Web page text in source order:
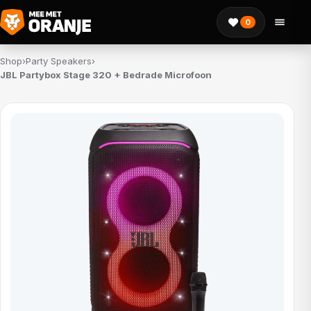
0
Shop›Party Speakers›
JBL Partybox Stage 320 + Bedrade Microfoon